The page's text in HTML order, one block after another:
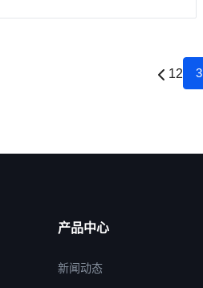
12 3
产品中心
新闻动态